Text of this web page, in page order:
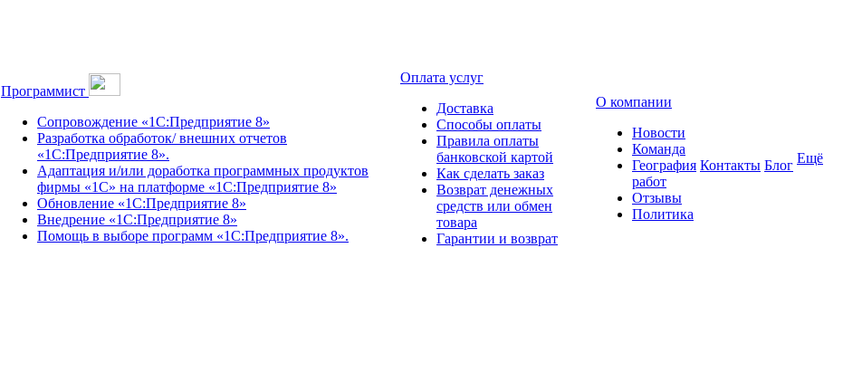
Программист
Сопровождение «1С:Предприятие 8»
Разработка обработок/ внешних отчетов
«1С:Предприятие 8».
Адаптация и/или доработка программных продуктов
фирмы «1С» на платформе «1С:Предприятие 8»
Обновление «1С:Предприятие 8»
Внедрение «1С:Предприятие 8»
Помощь в выборе программ «1С:Предприятие 8».
Оплата услуг
Доставка
Способы оплаты
Правила оплаты
банковской картой
Как сделать заказ
Возврат денежных
средств или обмен
товара
Гарантии и возврат
О компании
Новости
Команда
География
работ
Отзывы
Политика
Контакты Блог Ещё